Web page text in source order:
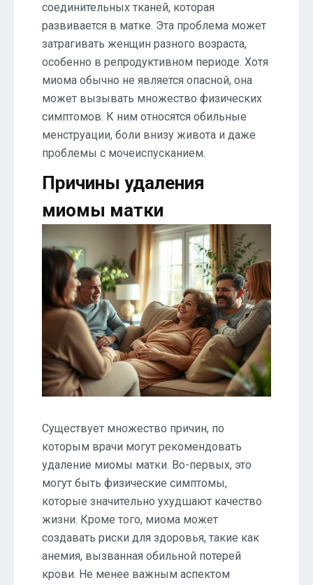
соединительных тканей, которая
развивается в матке. Эта проблема может
затрагивать женщин разного возраста,
особенно в репродуктивном периоде. Хотя
миома обычно не является опасной, она
может вызывать множество физических
симптомов. К ним относятся обильные
менструации, боли внизу живота и даже
проблемы с мочеиспусканием.
Причины удаления
миомы матки
Существует множество причин, по
которым врачи могут рекомендовать
удаление миомы матки. Во-первых, это
могут быть физические симптомы,
которые значительно ухудшают качество
жизни. Кроме того, миома может
создавать риски для здоровья, такие как
анемия, вызванная обильной потерей
крови. Не менее важным аспектом